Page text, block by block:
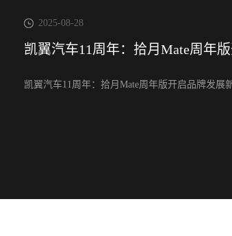
2025-08-28
凯翼汽车11周年：拾月Mate周年
凯翼汽车11周年：拾月Mate周年版开启品牌发展